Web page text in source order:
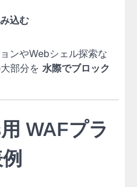
込む
ンやWebシェル探索な
部分を 水際でブロック
WAFプラ